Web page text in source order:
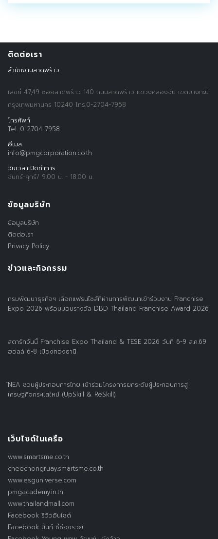
ติดต่อเรา
สำนักงานลาดพร้าว
เลขที่ 47,49 ซอยลาดพร้าว 140 ถนนลาดพร้าว แขวงคลองจั่น เขตบางกะปิ
กรุงเทพมหานคร 10240 โทร.0-2704-7958
โทรศัพท์
Tel. 0-2704-7958
อีเมล
info@pmgcorporation.co.th
วันเวลาเปิดทำการ
จันทร์-ศุกร์/ 9:00 น. - 18:00 น.
ข้อมูลบริษัท
ข้อมูลบริษัท
ติดต่อเรา
Privacy Policy
ข่าวและกิจกรรม
กรมพัฒนาธุรกิจฯ เลือกแฟรนไชส์ที่ผ่านการพัฒนาเข้าร่วมงาน Franchise
Expo 2026 พร้อมมอบรางวัล DBD Thailand Franchise Award 2026
สตาร์ทวันนี้ Franchise Expo Thailand & TESE 2026 วันที่ 6-9 ส.ค.69
ฮอลล์ 6-8 เมืองทองธานี
์NEA ชวนผู้ประกอบการไทย เข้าร่วมโครงการยกระดับผู้ประกอบการสู่
เศรษฐกิจกระแสใหม่ (UpSkill & ReSkill)
เว็บไซต์ในเครือ
www.smartsme.co.th
cheechongruay.smartsme.co.th
www.esguniverse.com
pmgacademy.in.th
www.thailandmall.com
Facebook รีวิวอินไซต์
Facebook มิ้นท์ ชี้ช่องรวย